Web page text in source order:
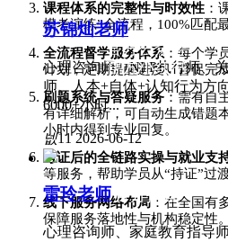
课程体系的完整性与时效性 ：
模考演练”全流程，100%匹配
全流程督学服务体系 ：每个学
计划，定期提醒进度、督促完
刷题系统与答疑服务 ：需有自
有详细解析，可自动生成错题
小时内得到专业回复。
考证后的全链路实操与就业支
等服务，帮助学员从“持证”过
线下服务网络布局 ：在全国有
保障服务落地性与机构稳定性。
苏锦灿老师
心理咨询师、NLP执行师、
师、人本+自体+认知行为方
6000+小时...
넶11 2026-06-12
雷玲老师
心理咨询师、家庭教育指导
官方公众号
官方小红书
官方抖音